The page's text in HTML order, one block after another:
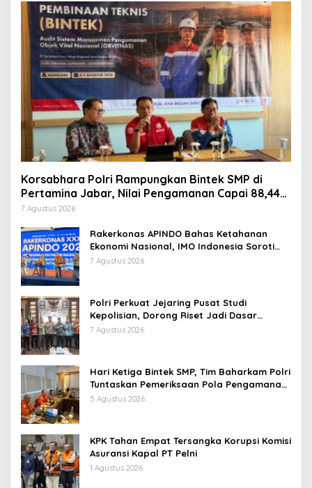
Korsabhara Polri Rampungkan Bintek SMP di
Pertamina Jabar, Nilai Pengamanan Capai 88,44
Persen
7 Agustus 2026
Rakerkonas APINDO Bahas Ketahanan
Ekonomi Nasional, IMO Indonesia Soroti
Pentingnya Kolaborasi Lintas Sektor
7 Agustus 2026
Polri Perkuat Jejaring Pusat Studi
Kepolisian, Dorong Riset Jadi Dasar
Kebijakan dan Inovasi
7 Agustus 2026
Hari Ketiga Bintek SMP, Tim Baharkam Polri
Tuntaskan Pemeriksaan Pola Pengamanan
Pertamina Patra Niaga Jabar
5 Agustus 2026
KPK Tahan Empat Tersangka Korupsi Komisi
Asuransi Kapal PT Pelni
1 Agustus 2026